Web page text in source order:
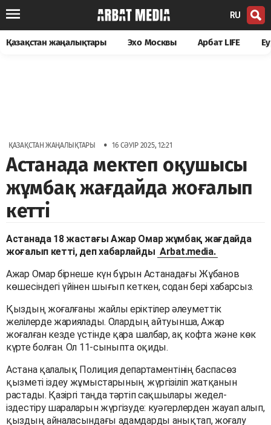
RU
Қазақстан жаңалықтары Эхо Москвы Арбат LIFE
ҚАЗАҚСТАН ЖАҢАЛЫҚТАРЫ • 16 СӘУІР 2025, 12:21
Астанада мектеп оқушысы
жұмбақ жағдайда жоғалып
кетті
Астанада 18 жастағы Ажар Омар жұмбақ жағдайда
жоғалып кетті, деп хабарлайды Arbat.media.
Ажар Омар бірнеше күн бұрын Астанадағы Жұбанов
көшесіндегі үйінен шығып кеткен, содан бері хабарсыз.
Қыздың жоғалғаны жайлы еріктілер әлеуметтік
желілерде жариялады. Олардың айтуынша, Ажар
жоғалған кезде үстінде қара шалбар, ақ кофта және көк
күрте болған. Ол 11-сыныпта оқиды.
Астана қалалық Полиция департаментінің баспасөз
қызметі іздеу жұмыстарының жүргізіліп жатқанын
растады. Қазіргі таңда тәртіп сақшылары жедел-
іздестіру шараларын жүргізуде: куәгерлерден жауап алып,
қыздың айналасындағы адамдарды анықтап, жоғалу